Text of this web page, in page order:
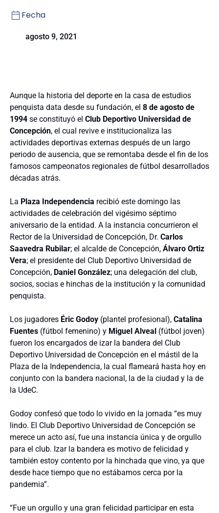
Fecha
agosto 9, 2021
Aunque la historia del deporte en la casa de estudios
penquista data desde su fundación, el 8 de agosto de
1994 se constituyó el Club Deportivo Universidad de
Concepción, el cual revive e institucionaliza las
actividades deportivas externas después de un largo
periodo de ausencia, que se remontaba desde el fin de los
famosos campeonatos regionales de fútbol desarrollados
décadas atrás.
La Plaza Independencia recibió este domingo las
actividades de celebración del vigésimo séptimo
aniversario de la entidad. A la instancia concurrieron el
Rector de la Universidad de Concepción, Dr. Carlos
Saavedra Rubilar; el alcalde de Concepción, Álvaro Ortiz
Vera; el presidente del Club Deportivo Universidad de
Concepción, Daniel González; una delegación del club,
socios, socias e hinchas de la institución y la comunidad
penquista.
Los jugadores Éric Godoy (plantel profesional), Catalina
Fuentes (fútbol femenino) y Miguel Alveal (fútbol joven)
fueron los encargados de izar la bandera del Club
Deportivo Universidad de Concepción en el mástil de la
Plaza de la Independencia, la cual flameará hasta hoy en
conjunto con la bandera nacional, la de la ciudad y la de
la UdeC.
Godoy confesó que todo lo vivido en la jornada “es muy
lindo. El Club Deportivo Universidad de Concepción se
merece un acto así, fue una instancia única y de orgullo
para el club. Izar la bandera es motivo de felicidad y
también estoy contento por la hinchada que vino, ya que
desde hace tiempo que no estábamos cerca por la
pandemia”.
“Fue un orgullo y una gran felicidad participar en esta